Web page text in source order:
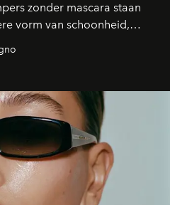
zonder mascara staan
vorm van schoonheid,
is dan een overvloed